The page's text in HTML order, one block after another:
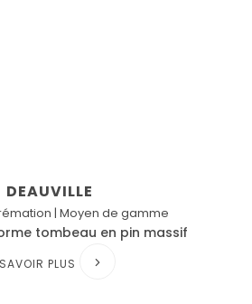
DEAUVILLE
| Moyen de gamme
tombeau en pin massif
PLUS